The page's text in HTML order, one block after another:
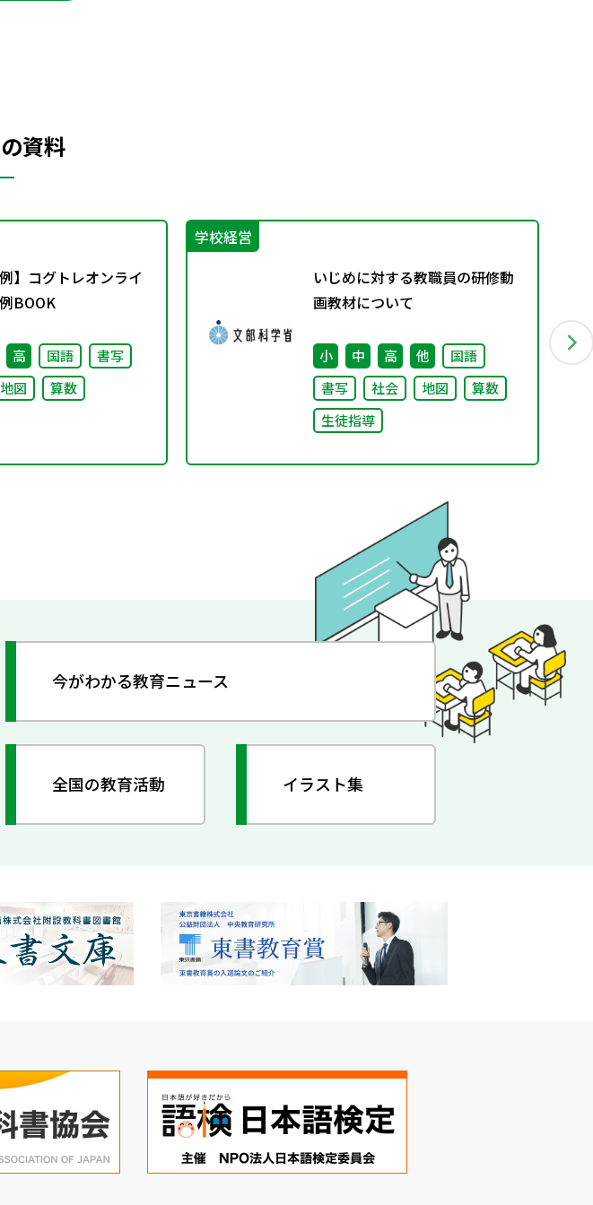
資料
例】コグトレオンライ
BOOK
高 国語
書写
地図 算数
学校経営
いじめに対する教職員の研修動
画教材について
小 中 高 他
国語
書写
社会 地図
算数
生徒指導
今がわかる教育ニュース
全国の教育活動 イラスト集